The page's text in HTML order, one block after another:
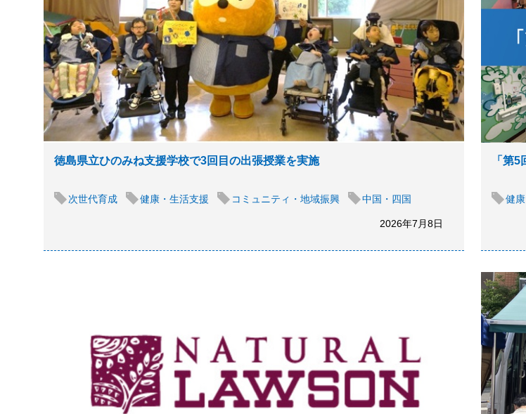
徳島県立ひのみね支援学校で3回目の出張授業を実施
次世代育成 健康・生活支援 コミュニティ・地域振興 中国・四国
2026年7月8日
「第
健